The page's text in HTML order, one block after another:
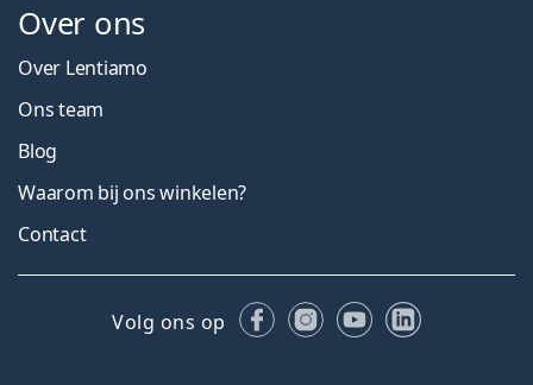
Over ons
Over Lentiamo
Ons team
Blog
Waarom bij ons winkelen?
Contact
Volg ons op FacebookInstagram
YouTubeLinkedIn